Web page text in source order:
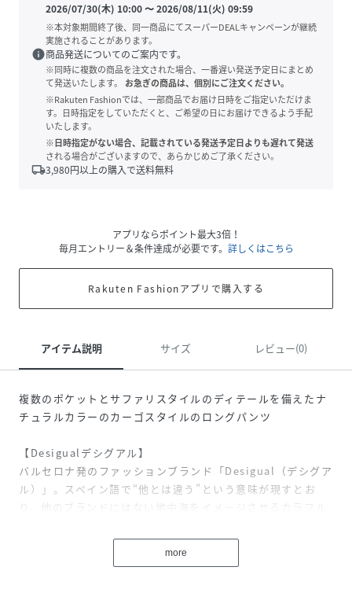
2026/07/30(木) 10:00〜2026/08/11(火) 09:59
※本対象期間終了後、同一商品にてスーパーDEALキャンペーンが継続
実施されることがあります。
info商品発送についてのご案内です。
※同時に複数の商品を注文された場合、一番遅い発送予定日にまとめ
て発送いたします。
お急ぎの商品は、個別にご注文ください。
※Rakuten Fashionでは、一部商品でお届け日時をご指定いただけま
す。日時指定をしていただくと、ご希望の日にお届けできるよう手配
いたします。
※日時指定がない場合、記載されている発送予定日よりも遅れて発送
される場合がございますので、あらかじめご了承ください。
local_shipping3,980円以上の購入で送料無料
アプリならポイント最大3倍！
毎月エントリー＆条件達成が必要です。 詳しくはこちら
Rakuten Fashionアプリで購入する
アイテム説明 サイズ レビュー(0)
複数のポケットとサファリスタイルのディテールを備えたナ
チュラルカラーのカーゴスタイルのロングパンツ
【Desigualデシグアル】
バルセロナ発のファッションブランド「Desigual（デシグア
ル）」。スペイン語で“他とは違う”という意味が現すとお
り、他のブランドにはない地中海をイメージさせるカラフル
など着る人の個性を引き立てるアイテムを展開。デイリーに
も、ドレスアップにも活躍する幅広いデザインが魅力。レデ
more